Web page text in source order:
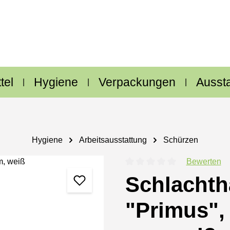
Hygiene Verpackungen
Hygiene Arbeitsausstattung Schürzen
Bewerten
"Primus",